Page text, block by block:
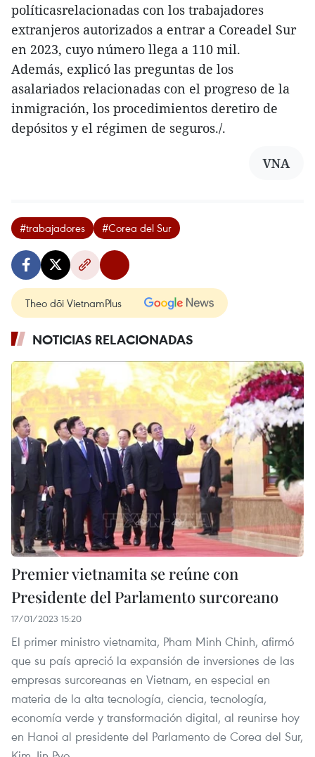
políticasrelacionadas con los trabajadores
extranjeros autorizados a entrar a Coreadel Sur
en 2023, cuyo número llega a 110 mil.
Además, explicó las preguntas de los
asalariados relacionadas con el progreso de la
inmigración, los procedimientos deretiro de
depósitos y el régimen de seguros./.
VNA
#trabajadores #Corea del Sur
Theo dõi VietnamPlus
NOTICIAS RELACIONADAS
Premier vietnamita se reúne con
Presidente del Parlamento surcoreano
17/01/2023 15:20
El primer ministro vietnamita, Pham Minh Chinh, afirmó
que su país apreció la expansión de inversiones de las
empresas surcoreanas en Vietnam, en especial en
materia de la alta tecnología, ciencia, tecnología,
economía verde y transformación digital, al reunirse hoy
en Hanoi al presidente del Parlamento de Corea del Sur,